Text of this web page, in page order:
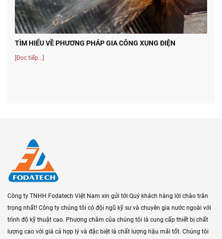
TÌM HIỂU VỀ PHƯƠNG PHÁP GIA CÔNG XUNG ĐIỆN
[Đọc tiếp...]
Công ty TNHH Fodatech Việt Nam xin gửi tới Quý khách hàng lời chào trân
trọng nhất! Công ty chúng tôi có đội ngũ kỹ sư và chuyên gia nước ngoài với
trình độ kỹ thuật cao. Phương châm của chúng tôi là cung cấp thiết bị chất
lượng cao với giá cả hợp lý và đặc biệt là chất lượng hậu mãi tốt. Chúng tôi